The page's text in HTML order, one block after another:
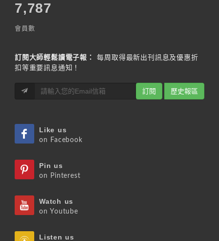
7,787
會員數
訂閱大師輕鬆讀電子報：
每周取得最新出刊訊息及優惠折
扣等重要訊息通知！
訂閱 歷史報區
Like us
on Facebook
Pin us
on Pinterest
Watch us
on Youtube
Listen us